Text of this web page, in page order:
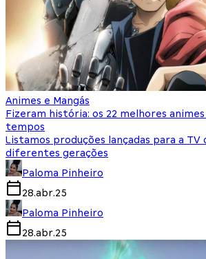
Animes e Mangás
Fizeram história: os 22 melhores
tempos
Listamos produções lançadas para a TV
diferentes gerações
Paloma Pinheiro
28.abr.25
Paloma Pinheiro
28.abr.25